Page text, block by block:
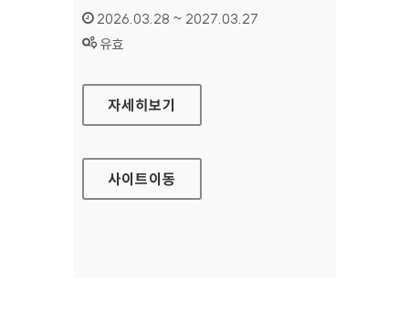
인증기간 :
2026.03.28 ~ 2027.03.27
상태 :
유효
규제신문고
자세히보기
사이트이동